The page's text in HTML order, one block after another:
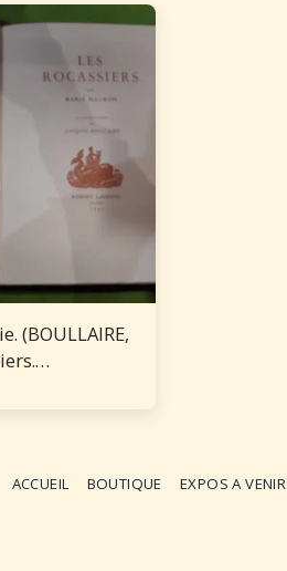
(BOULLAIRE,
ACCUEIL BOUTIQUE EXPOS A VENIR